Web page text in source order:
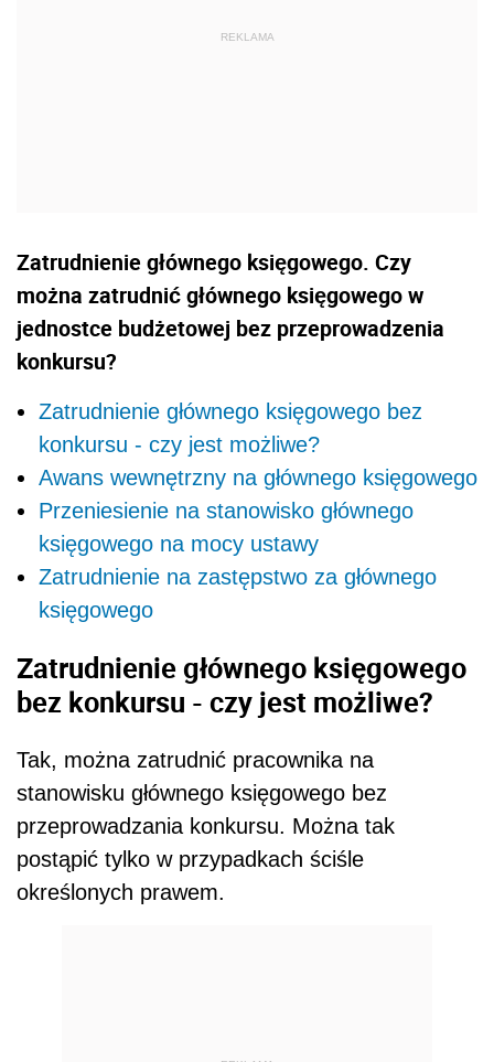
Zatrudnienie głównego księgowego. Czy
można zatrudnić głównego księgowego w
jednostce budżetowej bez przeprowadzenia
konkursu?
Zatrudnienie głównego księgowego bez
konkursu - czy jest możliwe?
Awans wewnętrzny na głównego księgowego
Przeniesienie na stanowisko głównego
księgowego na mocy ustawy
Zatrudnienie na zastępstwo za głównego
księgowego
Zatrudnienie głównego księgowego
bez konkursu - czy jest możliwe?
Tak, można zatrudnić pracownika na
stanowisku głównego księgowego bez
przeprowadzania konkursu. Można tak
postąpić tylko w przypadkach ściśle
określonych prawem.